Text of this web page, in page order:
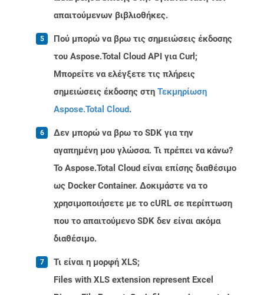
απαιτούμενων βιβλιοθήκες.
Πού μπορώ να βρω τις σημειώσεις έκδοσης
του Aspose.Total Cloud API για Curl;
Μπορείτε να ελέγξετε τις πλήρεις
σημειώσεις έκδοσης στη Τεκμηρίωση
Aspose.Total Cloud.
Δεν μπορώ να βρω το SDK για την
αγαπημένη μου γλώσσα. Τι πρέπει να κάνω?
Το Aspose.Total Cloud είναι επίσης διαθέσιμο
ως Docker Container. Δοκιμάστε να το
χρησιμοποιήσετε με το cURL σε περίπτωση
που το απαιτούμενο SDK δεν είναι ακόμα
διαθέσιμο.
Τι είναι η μορφή XLS;
Files with XLS extension represent Excel